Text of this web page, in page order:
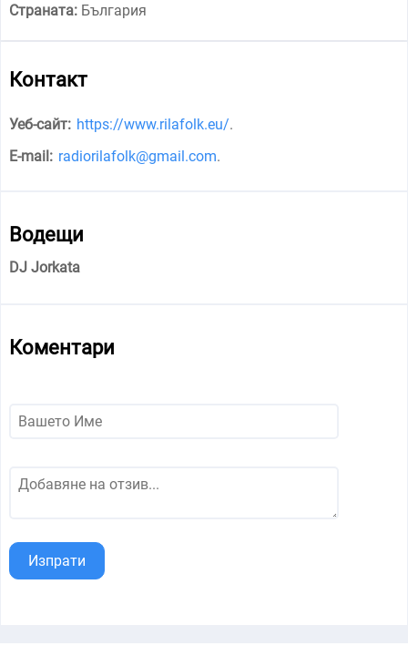
Страната: България
Контакт
Уеб-сайт: https://www.rilafolk.eu/.
E-mail: radiorilafolk@gmail.com.
Водещи
DJ Jorkata
Коментари
Изпрати